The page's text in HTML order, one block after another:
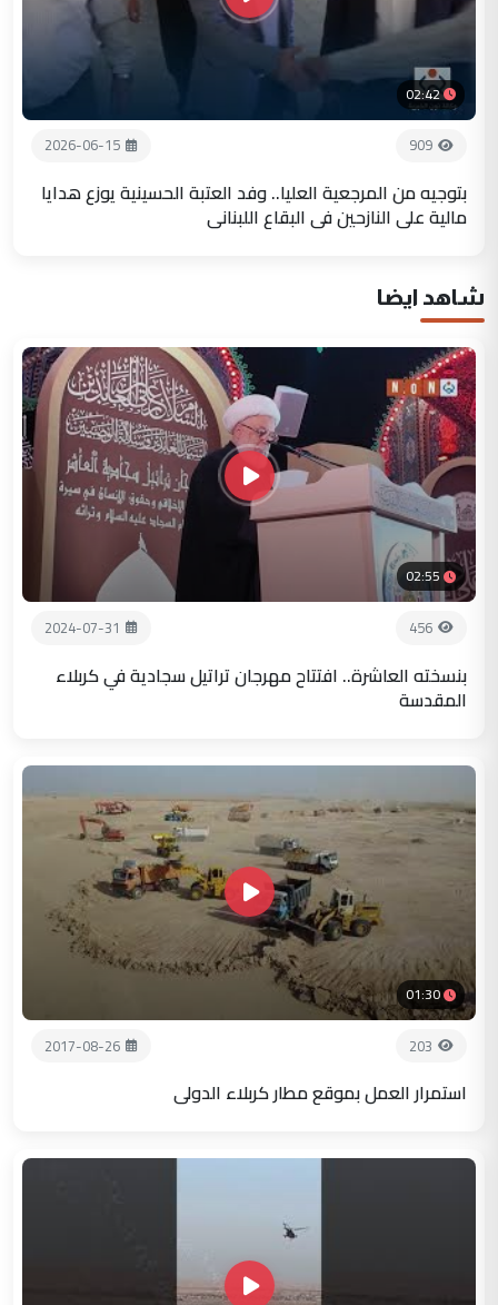
02:42
909
2026-06-15
بتوجيه من المرجعية العليا.. وفد العتبة الحسينية يوزع هدايا
مالية على النازحين في البقاع اللبناني
شاهد ايضا
02:55
456
2024-07-31
بنسخته العاشرة.. افتتاح مهرجان تراتيل سجادية في كربلاء
المقدسة
01:30
203
2017-08-26
استمرار العمل بموقع مطار كربلاء الدولي